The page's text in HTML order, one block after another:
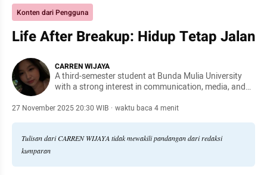
Konten dari Pengguna
Life After Breakup: Hidup Tetap Jalan
CARREN WIJAYA
A third-semester student at Bunda Mulia University
with a strong interest in communication, media, and
27 November 2025 20:30 WIB · waktu baca 4 menit
Tulisan dari CARREN WIJAYA tidak mewakili pandangan dari redaksi
kumparan